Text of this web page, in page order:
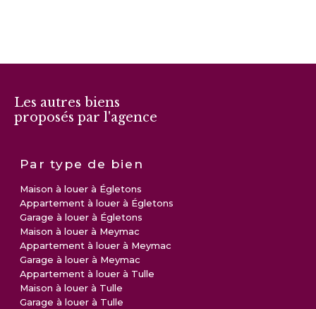
Les autres biens
proposés par l'agence
Par type de bien
Maison à louer à Égletons
Appartement à louer à Égletons
Garage à louer à Égletons
Maison à louer à Meymac
Appartement à louer à Meymac
Garage à louer à Meymac
Appartement à louer à Tulle
Maison à louer à Tulle
Garage à louer à Tulle